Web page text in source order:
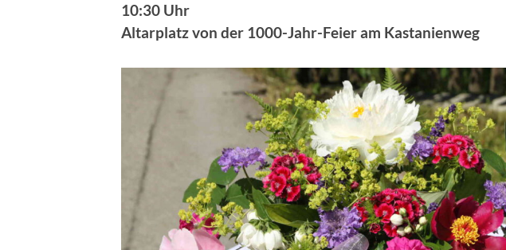
10:30 Uhr
Altarplatz von der 1000-Jahr-Feier am Kastanienweg